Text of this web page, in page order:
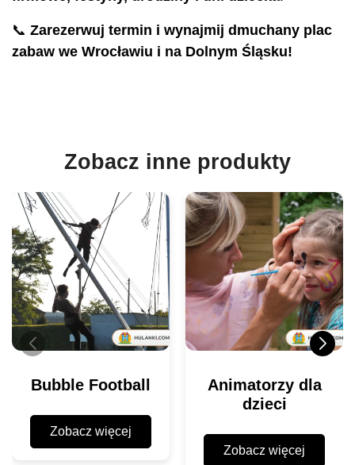
📞 Zarezerwuj termin i wynajmij dmuchany plac
zabaw we Wrocławiu i na Dolnym Śląsku!
Zobacz inne produkty
Bubble Football
Zobacz więcej
Animatorzy dla
dzieci
Zobacz więcej